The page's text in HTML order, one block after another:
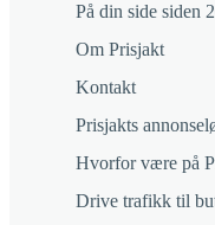
På din side siden
Om Prisjakt
Kontakt
Prisjakts
Hvorfor være på
Drive trafikk til